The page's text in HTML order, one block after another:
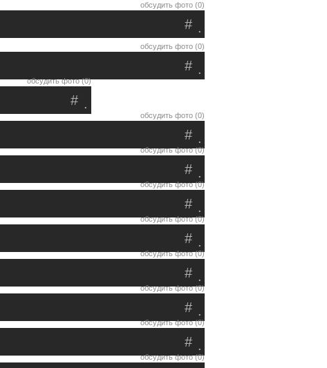
обсудить фото (0)
.
#
обсудить фото (0)
.
#
обсудить фото (0)
.
#
обсудить фото (0)
.
#
обсудить фото (0)
.
#
обсудить фото (0)
.
#
обсудить фото (0)
.
#
обсудить фото (0)
.
#
обсудить фото (0)
.
#
обсудить фото (0)
.
#
обсудить фото (0)